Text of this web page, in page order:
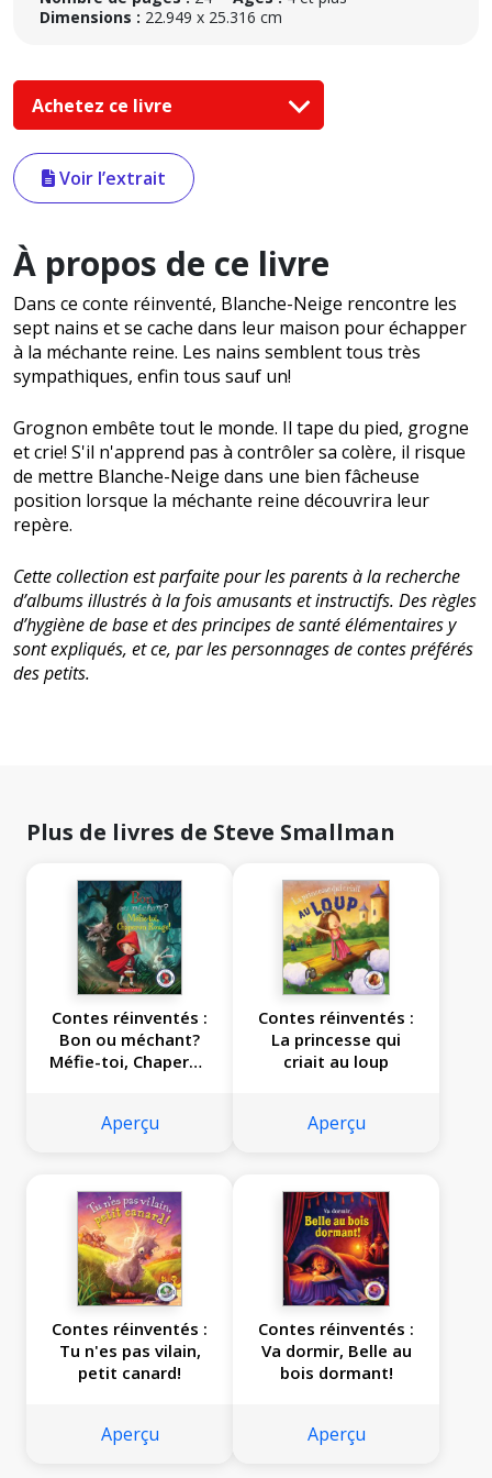
Dimensions : 22.949 x 25.316 cm
Achetez ce livre
Voir l’extrait
À propos de ce livre
Dans ce conte réinventé, Blanche-Neige rencontre les
sept nains et se cache dans leur maison pour échapper
à la méchante reine. Les nains semblent tous très
sympathiques, enfin tous sauf un!
Grognon embête tout le monde. Il tape du pied, grogne
et crie! S'il n'apprend pas à contrôler sa colère, il risque
de mettre Blanche-Neige dans une bien fâcheuse
position lorsque la méchante reine découvrira leur
repère.
Cette collection est parfaite pour les parents à la recherche
d’albums illustrés à la fois amusants et instructifs. Des règles
d’hygiène de base et des principes de santé élémentaires y
sont expliqués, et ce, par les personnages de contes préférés
des petits.
Plus de livres de Steve Smallman
Contes réinventés :
Bon ou méchant?
Méfie-toi, Chaperon
Aperçu
Contes réinventés :
La princesse qui
criait au loup
Aperçu
Contes réinventés :
Tu n'es pas vilain,
petit canard!
Aperçu
Contes réinventés :
Va dormir, Belle au
bois dormant!
Aperçu